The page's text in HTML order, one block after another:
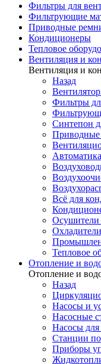
Фильтры для
Фильтрующие
Приводные
Кондиционеры
Тепловое
Вентиляция и
Вентиляция и
Назад
Фильтры
Синтепон
Приводные
Всё для
Осушители
Тепловое
Отопление и
Отопление и
Назад
Насосы и
Насосные
Насосы для
Станции
Приборы